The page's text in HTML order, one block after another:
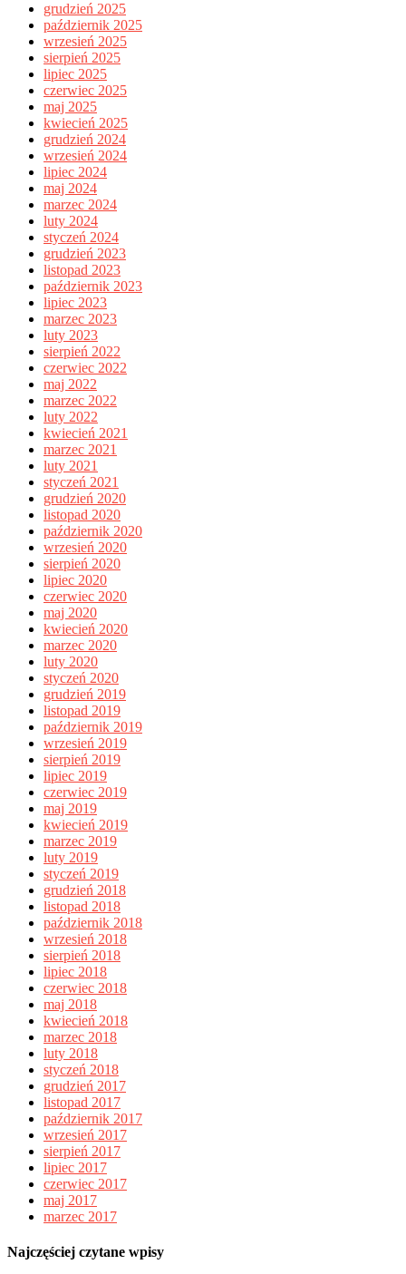
grudzień 2025
październik 2025
wrzesień 2025
sierpień 2025
lipiec 2025
czerwiec 2025
maj 2025
kwiecień 2025
grudzień 2024
wrzesień 2024
lipiec 2024
maj 2024
marzec 2024
luty 2024
styczeń 2024
grudzień 2023
listopad 2023
październik 2023
lipiec 2023
marzec 2023
luty 2023
sierpień 2022
czerwiec 2022
maj 2022
marzec 2022
luty 2022
kwiecień 2021
marzec 2021
luty 2021
styczeń 2021
grudzień 2020
listopad 2020
październik 2020
wrzesień 2020
sierpień 2020
lipiec 2020
czerwiec 2020
maj 2020
kwiecień 2020
marzec 2020
luty 2020
styczeń 2020
grudzień 2019
listopad 2019
październik 2019
wrzesień 2019
sierpień 2019
lipiec 2019
czerwiec 2019
maj 2019
kwiecień 2019
marzec 2019
luty 2019
styczeń 2019
grudzień 2018
listopad 2018
październik 2018
wrzesień 2018
sierpień 2018
lipiec 2018
czerwiec 2018
maj 2018
kwiecień 2018
marzec 2018
luty 2018
styczeń 2018
grudzień 2017
listopad 2017
październik 2017
wrzesień 2017
sierpień 2017
lipiec 2017
czerwiec 2017
maj 2017
marzec 2017
Najczęściej czytane wpisy